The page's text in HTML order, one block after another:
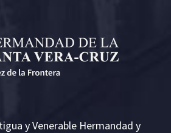
y Venerable Hermandad y